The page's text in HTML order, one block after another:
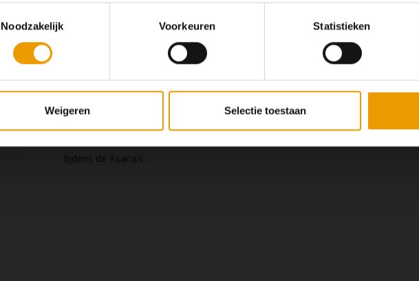
Noodzakelijk
Voorkeuren Statistieken
Weigeren Selectie toestaan
Yoga Tops
Wij bieden aan een collectie van kwalitatieve en mode bewuste yoga tops. Te
Deze Yoga-tops zijn geproduceerd met gebruik van vocht afvoerende
tijdens de Asana’s.